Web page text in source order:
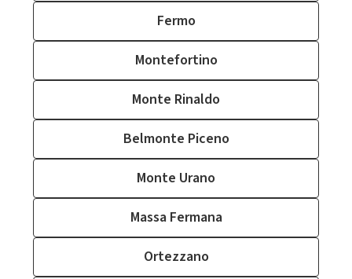
Fermo
Montefortino
Monte Rinaldo
Belmonte Piceno
Monte Urano
Massa Fermana
Ortezzano